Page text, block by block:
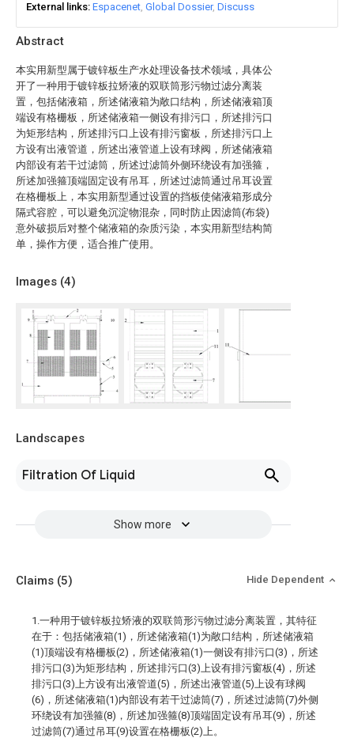
Abstract
本实用新型属于镀锌板生产水处理设备技术领域，具体公
开了一种用于镀锌板拉矫液的双联筒形污物过滤分离装
置，包括储液箱，所述储液箱为敞口结构，所述储液箱顶
端设有格栅板，所述储液箱一侧设有排污口，所述排污口
为矩形结构，所述排污口上设有排污窗板，所述排污口上
方设有出液管道，所述出液管道上设有球阀，所述储液箱
内部设有若干过滤筒，所述过滤筒外侧环绕设有加强箍，
所述加强箍顶端固定设有吊耳，所述过滤筒通过吊耳设置
在格栅板上，本实用新型通过设置的挡板使储液箱形成分
隔式容腔，可以避免沉淀物混杂，同时防止因滤筒(布袋)
意外破损后对整个储液箱的杂质污染，本实用新型结构简
单，操作方便，适合推广使用。
Images (4)
Landscapes
Filtration Of Liquid
Show more
External links Espacenet Global Dossier Discuss
Claims (5) Hide Dependent
1.一种用于镀锌板拉矫液的双联筒形污物过滤分离装置，其特征
在于：包括储液箱(1)，所述储液箱(1)为敞口结构，所述储液箱
(1)顶端设有格栅板(2)，所述储液箱(1)一侧设有排污口(3)，所述
排污口(3)为矩形结构，所述排污口(3)上设有排污窗板(4)，所述
排污口(3)上方设有出液管道(5)，所述出液管道(5)上设有球阀
(6)，所述储液箱(1)内部设有若干过滤筒(7)，所述过滤筒(7)外侧
环绕设有加强箍(8)，所述加强箍(8)顶端固定设有吊耳(9)，所述
过滤筒(7)通过吊耳(9)设置在格栅板(2)上。